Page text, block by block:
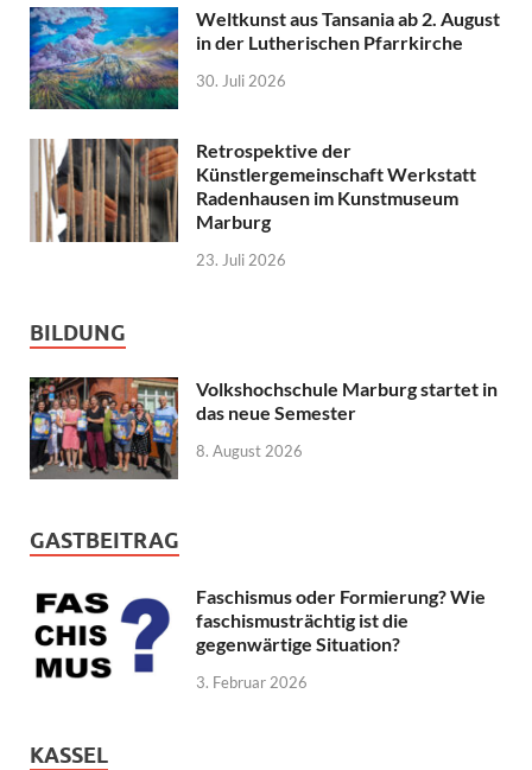
Weltkunst aus Tansania ab 2. August
in der Lutherischen Pfarrkirche
30. Juli 2026
Retrospektive der
Künstlergemeinschaft Werkstatt
Radenhausen im Kunstmuseum
Marburg
23. Juli 2026
BILDUNG
Volkshochschule Marburg startet in
das neue Semester
8. August 2026
GASTBEITRAG
Faschismus oder Formierung? Wie
faschismusträchtig ist die
gegenwärtige Situation?
3. Februar 2026
KASSEL